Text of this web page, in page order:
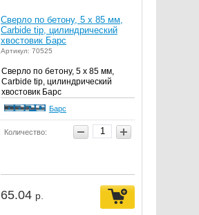
Сверло по бетону, 5 х 85 мм,
Carbide tip, цилиндрический
хвостовик Барс
Артикул: 70525
Сверло по бетону, 5 х 85 мм,
Carbide tip, цилиндрический
хвостовик Барс
Барс
Количество:
65.04 р.